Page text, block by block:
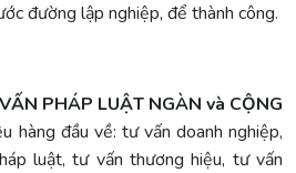
đường lập nghiệp, để thành công.
PHÁP LUẬT NGÀN và CỘNG
hàng đầu về: tư vấn doanh nghiệp,
luật, tư vấn thương hiệu, tư vấn